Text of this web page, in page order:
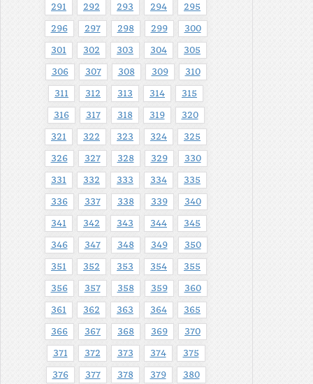
291 292 293 294 295
296 297 298 299 300
301 302 303 304 305
306 307 308 309 310
311 312 313 314 315
316 317 318 319 320
321 322 323 324 325
326 327 328 329 330
331 332 333 334 335
336 337 338 339 340
341 342 343 344 345
346 347 348 349 350
351 352 353 354 355
356 357 358 359 360
361 362 363 364 365
366 367 368 369 370
371 372 373 374 375
376 377 378 379 380